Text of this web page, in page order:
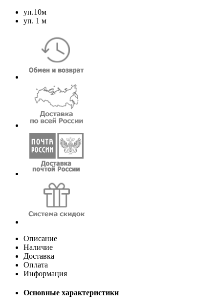
уп.10м
уп. 1 м
Описание
Наличие
Доставка
Оплата
Информация
Основные характеристики